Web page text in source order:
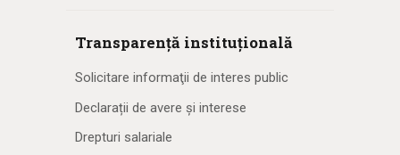
Transparență instituțională
Solicitare informaţii de interes public
Declarații de avere și interese
Drepturi salariale